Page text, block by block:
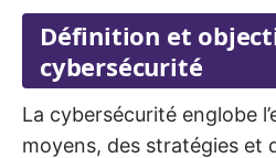
Définition et
cybersécurité
La cybersécurité englobe
moyens, des stratégies et